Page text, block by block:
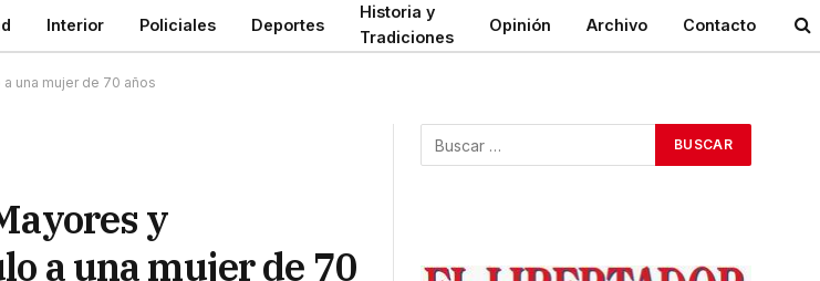
Interior Policiales Deportes
Historia y
Tradiciones
Opinión Archivo Contacto
una mujer de 70 años
y
a una mujer de 70